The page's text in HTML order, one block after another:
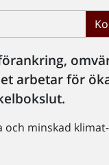
arbetar för
minskad